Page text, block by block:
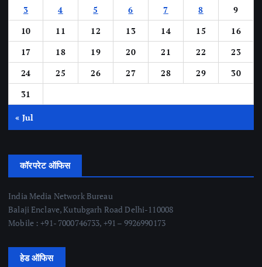
3
4 5 6 7 8
9
10
11 12 13 14 15
16
17
18 19 20 21 22
23
24
25 26 27 28 29
30
31
« Jul
कॉरपरेट ऑफिस
India Media Network Bureau
Balaji Enclave, Kutubgarh Road Delhi-110008
Mobile : +91- 7000746733, +91 – 9926990173
हेड ऑफिस